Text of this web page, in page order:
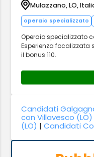
Mulazzano, LO,
operaio specializzato
Operaio specializzato
Esperienza
il bonus 110.
Candidati
con Villavesco (LO)
(LO) |Candidati